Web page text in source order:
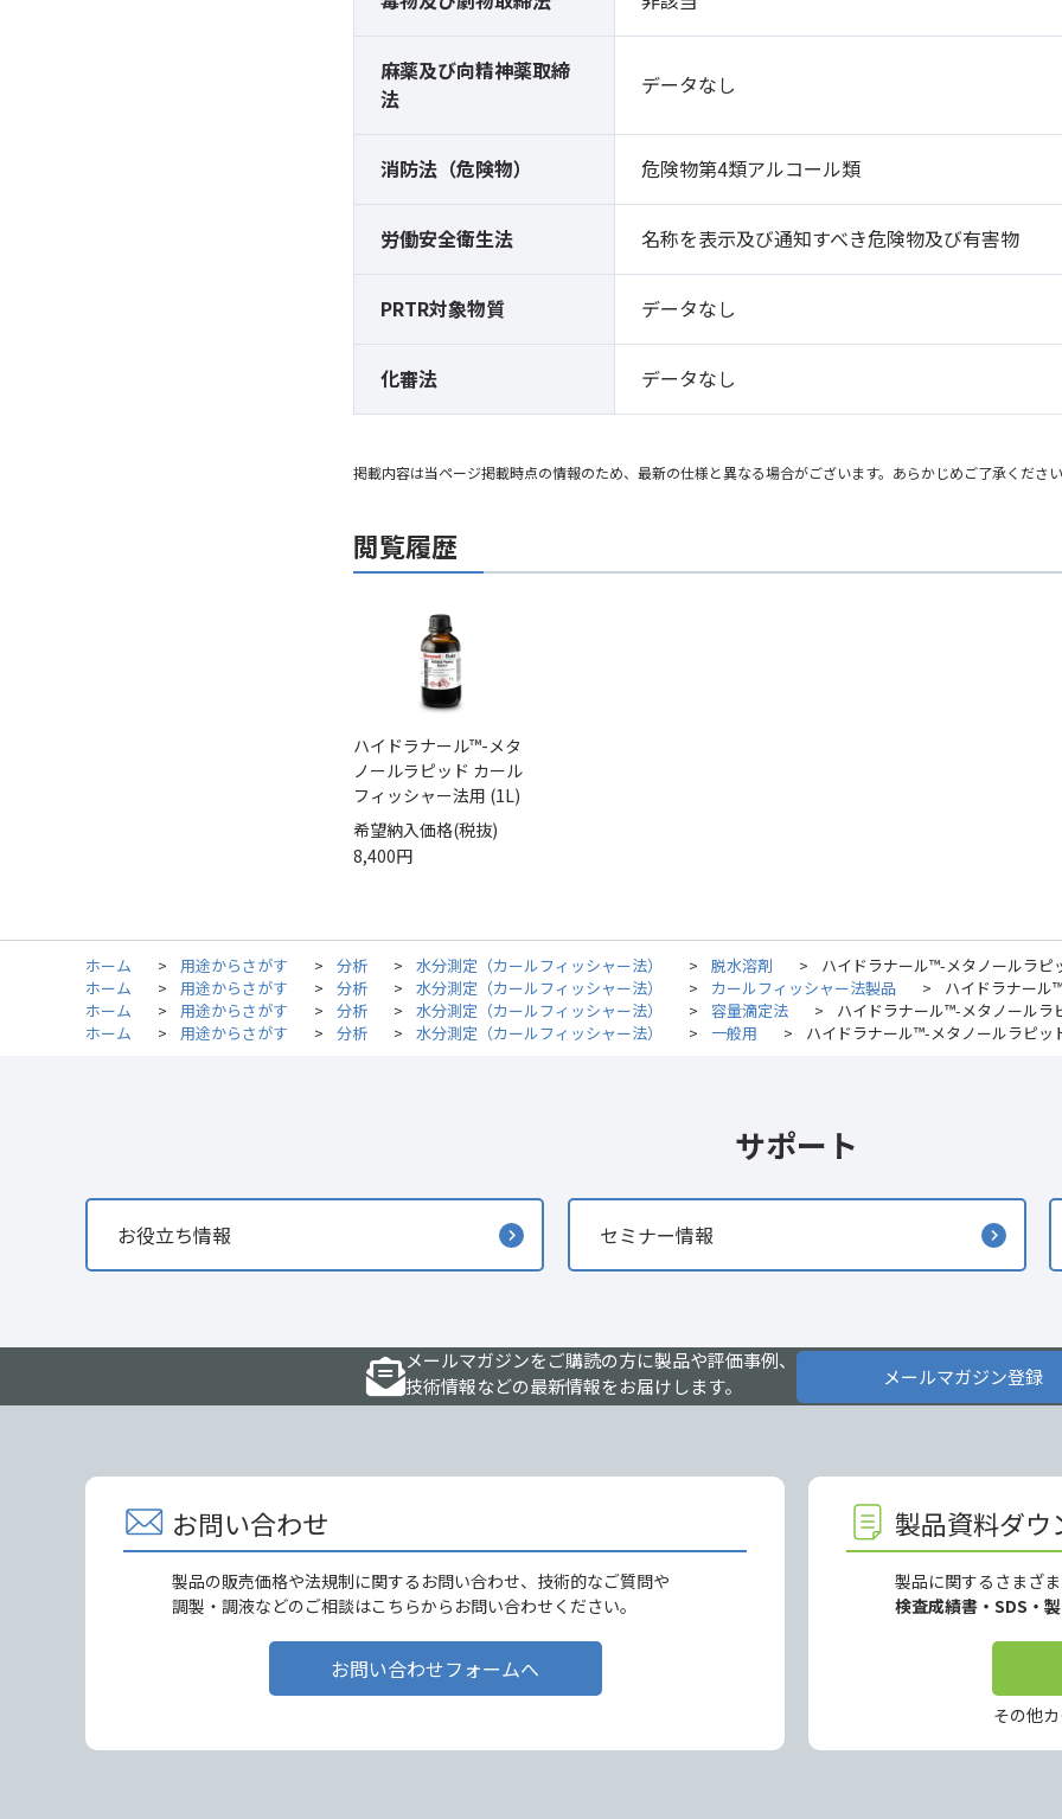
麻薬及び向精神薬取締
法
データなし
消防法（危険物） 危険物第4類アルコール類
労働安全衛生法 名称を表示及び通知すべき危険物及び有害物
PRTR対象物質 データなし
化審法 データなし
掲載内容は当ページ掲載時点の情報のため、最新の仕様と異なる場合がございます。あらかじめご了承くださ
閲覧履歴
ハイドラナール™-メタ
ノールラピッド カール
フィッシャー法用 (1L)
希望納入価格(税抜)
8,400円
ホーム > 用途からさがす > 分析 > 水分測定（カールフィッシャー法） > 脱水溶剤 >
ハイドラナール™-メタノールラピ
ホーム
> 用途からさがす > 分析 > 水分測定（カールフィッシャー法） > カールフィッシャー法製品 >
ハイドラナール
ホーム
> 用途からさがす > 分析 > 水分測定（カールフィッシャー法） > 容量滴定法 >
ハイドラナール™-メタノールラ
ホーム
> 用途からさがす > 分析 > 水分測定（カールフィッシャー法） > 一般用 > ハイドラナール™-メタノールラピッ
サポート
お役立ち情報 セミナー情報
メールマガジンをご購読の方に製品や評価事例、
技術情報などの最新情報をお届けします。
メールマガジン登録
お問い合わせ
製品の販売価格や法規制に関するお問い合わせ、技術的なご質問や
調製・調液などのご相談はこちらからお問い合わせください。
お問い合わせフォームへ
製品資料ダウ
製品に関するさまざ
検査成績書・SDS・
その他